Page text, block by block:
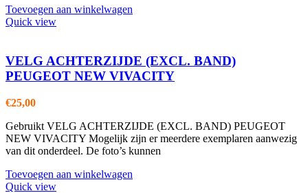
Toevoegen aan winkelwagen
Quick view
VELG ACHTERZIJDE (EXCL. BAND)
PEUGEOT NEW VIVACITY
€25,00
Gebruikt VELG ACHTERZIJDE (EXCL. BAND) PEUGEOT
NEW VIVACITY Mogelijk zijn er meerdere exemplaren aanwezig
van dit onderdeel. De foto’s kunnen
Toevoegen aan winkelwagen
Quick view